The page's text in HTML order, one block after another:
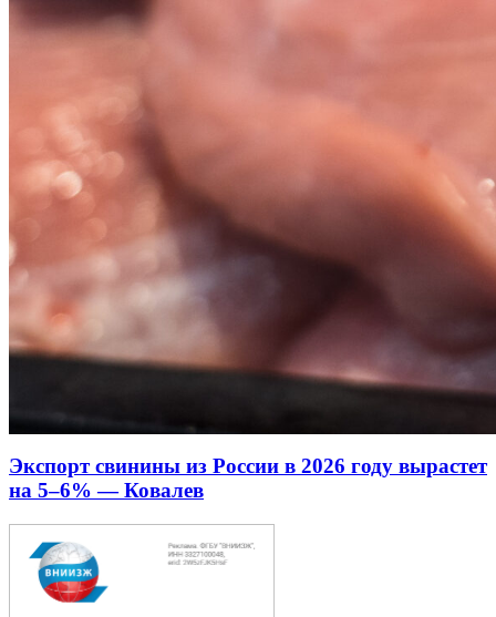
Экспорт свинины из России в 2026 году вырастет
на 5–6% — Ковалев